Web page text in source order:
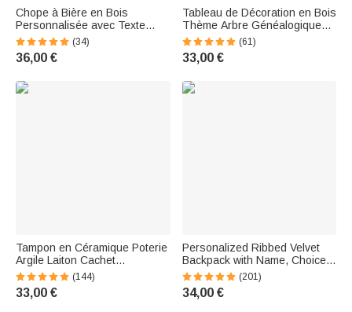
Chope à Bière en Bois
Personnalisée avec Texte
Cadeau d’Anniversaire pour
Père ou Frère
(34)
36,00 €
Tableau de Décoration en Bois
Thème Arbre Généalogique
Logo Coeur Décor de la
Maison Personnalisé avec
Nom Cadeau pour Famille
(61)
33,00 €
Tampon en Céramique Poterie
Argile Laiton Cachet
Personnalisé avec Motif Initiale
Date Cadeau pour Amateurs
d'Artisanat
(144)
33,00 €
Personalized Ribbed Velvet
Backpack with Name, Choice
of Flower or Rainbow Design—
Birthday or Back-to-School Gift
for Boys and Girls
(201)
34,00 €